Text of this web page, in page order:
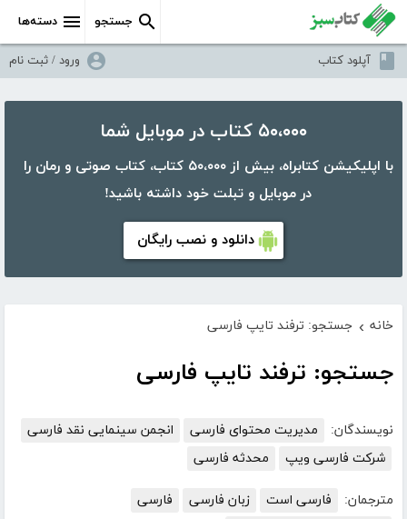
دسته‌ها جستجو
آپلود کتاب ورود / ثبت نام
۵۰،۰۰۰ کتاب در موبایل شما
با اپلیکیشن کتابراه، بیش از ۵۰،۰۰۰ کتاب، کتاب صوتی و رمان را
در موبایل و تبلت خود داشته باشید!
دانلود و نصب رایگان
خانه › جستجو: ترفند تایپ فارسی
جستجو: ترفند تایپ فارسی
نویسندگان: مدیریت محتوای فارسی
انجمن سینمایی نقد فارسی
شرکت فارسی ویپ
محدثه فارسی
مترجمان: فارسی است زبان فارسی
فارسی